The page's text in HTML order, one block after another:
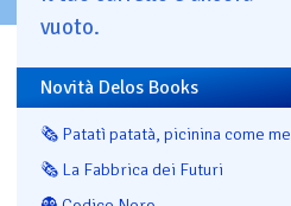
vuoto.
Novità Delos Books
🗞️ Patatì patatà, picinina come me
🗞️ La Fabbrica dei Futuri